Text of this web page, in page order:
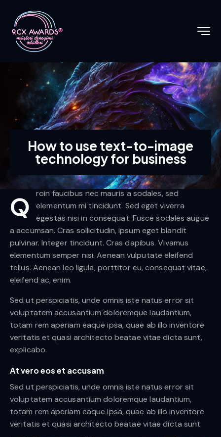
How to use text-to-image
technology for business
Q
roin faucibus nec mauris a sodales, sed
elementum mi tincidunt. Sed eget viverra
egestas nisi in consequat. Fusce sodales augue
a accumsan. Cras sollicitudin, ipsum eget blandit
pulvinar. Integer tincidunt. Cras dapibus. Vivamus
elementum semper nisi. Aenean vulputate eleifend
tellus. Aenean leo ligula, porttitor eu, consequat vitae,
eleifend ac, enim.
Sed ut perspiciatis, unde omnis iste natus error sit
voluptatem accusantium doloremque laudantium,
totam rem aperiam eaque ipsa, quae ab illo inventore
veritatis et quasi architecto beatae vitae dicta sunt,
explicabo.
At vero eos et accusam
Sed ut perspiciatis, unde omnis iste natus error sit
voluptatem accusantium doloremque laudantium,
totam rem aperiam eaque ipsa, quae ab illo inventore
veritatis et quasi architecto beatae vitae dicta sunt.